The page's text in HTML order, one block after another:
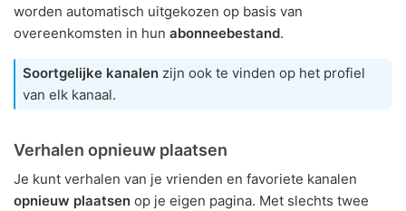
worden automatisch uitgekozen op basis van
overeenkomsten in hun abonneebestand.
Soortgelijke kanalen zijn ook te vinden op het profiel
van elk kanaal.
Verhalen opnieuw plaatsen
Je kunt verhalen van je vrienden en favoriete kanalen
opnieuw plaatsen op je eigen pagina. Met slechts twee